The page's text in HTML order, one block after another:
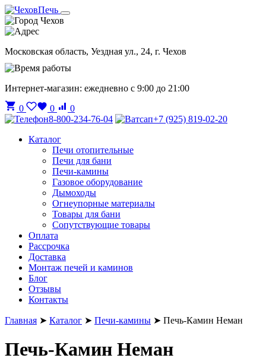
Чехов
Московская область, Уездная ул., 24, г. Чехов
Интернет-магазин: ежедневно с 9:00 до 21:00
0
0
0
8-800-234-76-04
+7 (925) 819-02-20
Каталог
Печи отопительные
Печи для бани
Печи-камины
Газовое оборудование
Дымоходы
Огнеупорные материалы
Товары для бани
Сопутствующие товары
Оплата
Рассрочка
Доставка
Монтаж печей и каминов
Блог
Отзывы
Контакты
Главная ➤ Каталог ➤ Печи-камины ➤ Печь-Камин Неман
Печь-Камин Неман